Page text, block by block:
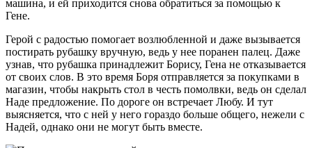
машина, и ей приходится снова обратиться за помощью к
Гене.
Герой с радостью помогает возлюбленной и даже вызывается
постирать рубашку вручную, ведь у нее поранен палец. Даже
узнав, что рубашка принадлежит Борису, Гена не отказывается
от своих слов. В это время Боря отправляется за покупками в
магазин, чтобы накрыть стол в честь помолвки, ведь он сделал
Наде предложение. По дороге он встречает Любу. И тут
выясняется, что с ней у него гораздо больше общего, нежели с
Надей, однако они не могут быть вместе.